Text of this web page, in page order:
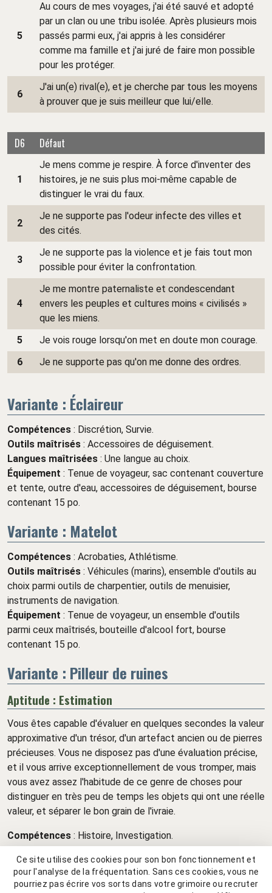
5
Au cours de mes voyages, j'ai été sauvé et adopté
par un clan ou une tribu isolée. Après plusieurs mois
passés parmi eux, j'ai appris à les considérer
comme ma famille et j'ai juré de faire mon possible
pour les protéger.
6
J'ai un(e) rival(e), et je cherche par tous les moyens
à prouver que je suis meilleur que lui/elle.
D6 Défaut
1
Je mens comme je respire. À force d'inventer des
histoires, je ne suis plus moi-même capable de
distinguer le vrai du faux.
2
Je ne supporte pas l'odeur infecte des villes et
des cités.
3
Je ne supporte pas la violence et je fais tout mon
possible pour éviter la confrontation.
4
Je me montre paternaliste et condescendant
envers les peuples et cultures moins « civilisés »
que les miens.
5
Je vois rouge lorsqu'on met en doute mon courage.
6
Je ne supporte pas qu'on me donne des ordres.
Variante : Éclaireur
Compétences : Discrétion, Survie.
Outils maîtrisés : Accessoires de déguisement.
Langues maîtrisées : Une langue au choix.
Équipement : Tenue de voyageur, sac contenant couverture
et tente, outre d'eau, accessoires de déguisement, bourse
contenant 15 po.
Variante : Matelot
Compétences : Acrobaties, Athlétisme.
Outils maîtrisés : Véhicules (marins), ensemble d'outils au
choix parmi outils de charpentier, outils de menuisier,
instruments de navigation.
Équipement : Tenue de voyageur, un ensemble d'outils
parmi ceux maîtrisés, bouteille d'alcool fort, bourse
contenant 15 po.
Variante : Pilleur de ruines
Aptitude : Estimation
Vous êtes capable d'évaluer en quelques secondes la valeur
approximative d'un trésor, d'un artefact ancien ou de pierres
précieuses. Vous ne disposez pas d'une évaluation précise,
et il vous arrive exceptionnellement de vous tromper, mais
vous avez assez l'habitude de ce genre de choses pour
distinguer en très peu de temps les objets qui ont une réelle
valeur, et séparer le bon grain de l'ivraie.
Compétences : Histoire, Investigation.
Outils maîtrisés: Outils de voleur.
Langues maîtrisées: Une langue au choix.
Équipement: Tenue de voyageur, outre d'eau, pelle, pied-
Ce site utilise des cookies pour son bon fonctionnement et
pour l'analyse de la fréquentation. Sans ces cookies, vous ne
pourriez pas écrire vos sorts dans votre grimoire ou recruter